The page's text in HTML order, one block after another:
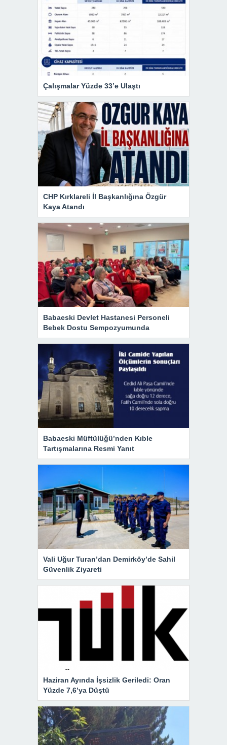
Çalışmalar Yüzde 33’e Ulaştı
CHP Kırklareli İl Başkanlığına Özgür
Kaya Atandı
Babaeski Devlet Hastanesi Personeli
Bebek Dostu Sempozyumunda
Babaeski Müftülüğü’nden Kıble
Tartışmalarına Resmi Yanıt
Vali Uğur Turan’dan Demirköy’de Sahil
Güvenlik Ziyareti
Haziran Ayında İşsizlik Geriledi: Oran
Yüzde 7,6’ya Düştü